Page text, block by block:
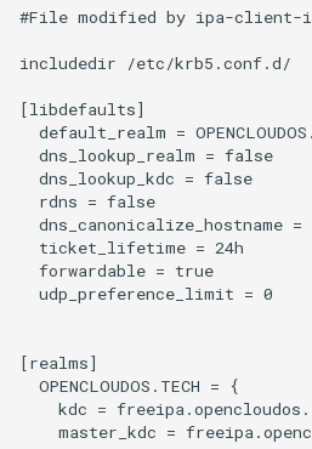
#File modified by ipa-client-
includedir /etc/krb5.conf.d/
[libdefaults]
default_realm =
  dns_lookup_realm = false
  dns_lookup_kdc = false
  rdns = false
dns_canonicalize_hostname =
  ticket_lifetime = 24h
  forwardable = true
  udp_preference_limit = 0
[realms]
  OPENCLOUDOS.TECH = {
kdc =
master_kdc =